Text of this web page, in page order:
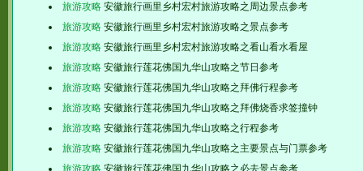
旅游攻略 安徽旅行画里乡村宏村旅游攻略之周边景点参考
旅游攻略 安徽旅行画里乡村宏村旅游攻略之景点参考
旅游攻略 安徽旅行画里乡村宏村旅游攻略之看山看水看屋
旅游攻略 安徽旅行莲花佛国九华山攻略之节日参考
旅游攻略 安徽旅行莲花佛国九华山攻略之拜佛行程参考
旅游攻略 安徽旅行莲花佛国九华山攻略之拜佛烧香求签撞钟
旅游攻略 安徽旅行莲花佛国九华山攻略之行程参考
旅游攻略 安徽旅行莲花佛国九华山攻略之主要景点与门票参考
旅游攻略 安徽旅行莲花佛国九华山攻略之必去景点参考